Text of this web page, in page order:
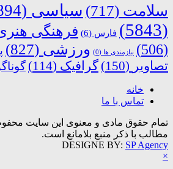
سلامت (717) سیاسی (1894)
(5843)
فارس (6) فرهنگی
(506)
نیازمندی ها (0) ورزشی (827)
تصاویر (150) گرافیک (114)
خانه
تماس با ما
تمام حقوق مادی و معنوی این سایت
مطالب با ذکر منبع بلامانع است.
DESIGNE BY: SP Agency
×